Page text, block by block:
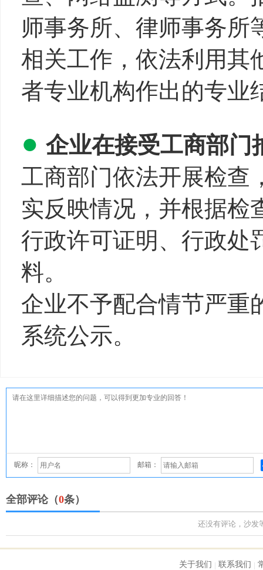
师事务所、律师事务所
相关工作，依法利用其
者专业机构作出的专业
● 企业在接受工商部门
工商部门依法开展检查
实反映情况，并根据检
行政许可证明、行政处
料。
企业不予配合情节严重
系统公示。
昵称： 邮箱：
全部评论（0条）
还没有评论，沙发
关于我们 联系我们